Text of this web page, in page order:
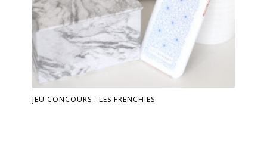
JEU CONCOURS : LES FRENCHIES